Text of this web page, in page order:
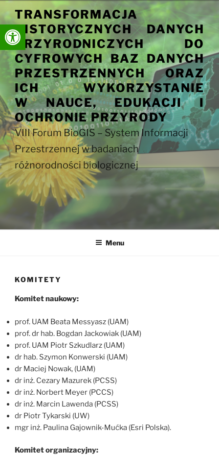
Otwórz pasek narzędzi
do
treści
TRANSFORMACJA
HISTORYCZNYCH DANYCH
PRZYRODNICZYCH DO
CYFROWYCH BAZ DANYCH
PRZESTRZENNYCH ORAZ
ICH WYKORZYSTANIE
W NAUCE, EDUKACJI I
OCHRONIE PRZYRODY
VIII Forum BioGIS – System Informacji
Przestrzennej w badaniach
różnorodności biologicznej
Menu
KOMITETY
Komitet naukowy:
prof. UAM Beata Messyasz (UAM)
prof. dr hab. Bogdan Jackowiak (UAM)
prof. UAM Piotr Szkudlarz (UAM)
dr hab. Szymon Konwerski (UAM)
dr Maciej Nowak, (UAM)
dr inż. Cezary Mazurek (PCSS)
dr inż. Norbert Meyer (PCCS)
dr inż. Marcin Lawenda (PCSS)
dr Piotr Tykarski (UW)
mgr inż. Paulina Gajownik-Mućka (Esri Polska).
Komitet organizacyjny: